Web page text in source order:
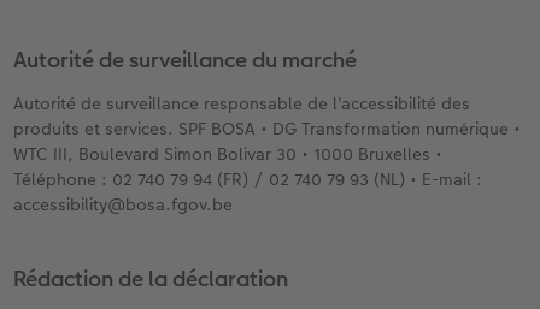
Autorité de surveillance du marché
Autorité de surveillance responsable de l'accessibilité des
produits et services. SPF BOSA • DG Transformation numérique •
WTC III, Boulevard Simon Bolivar 30 • 1000 Bruxelles •
Téléphone : 02 740 79 94 (FR) / 02 740 79 93 (NL) • E-mail :
accessibility@bosa.fgov.be
Rédaction de la déclaration